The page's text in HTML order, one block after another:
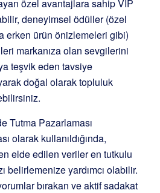
özel avantajlara sahip VIP
deneyimsel ödüller (özel
erken ürün önizlemeleri gibi)
markanıza olan sevgilerini
teşvik eden tavsiye
doğal olarak topluluk
Tutma Pazarlaması
olarak kullanıldığında,
elde edilen veriler en tutkulu
belirlemenize yardımcı olabilir.
bırakan ve aktif sadakat